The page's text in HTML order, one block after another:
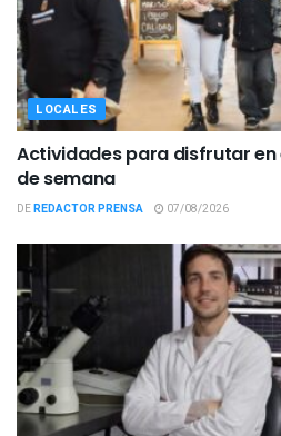
LOCALES
Actividades para disfrutar en
de semana
DEREDACTOR PRENSA 07/08/2026